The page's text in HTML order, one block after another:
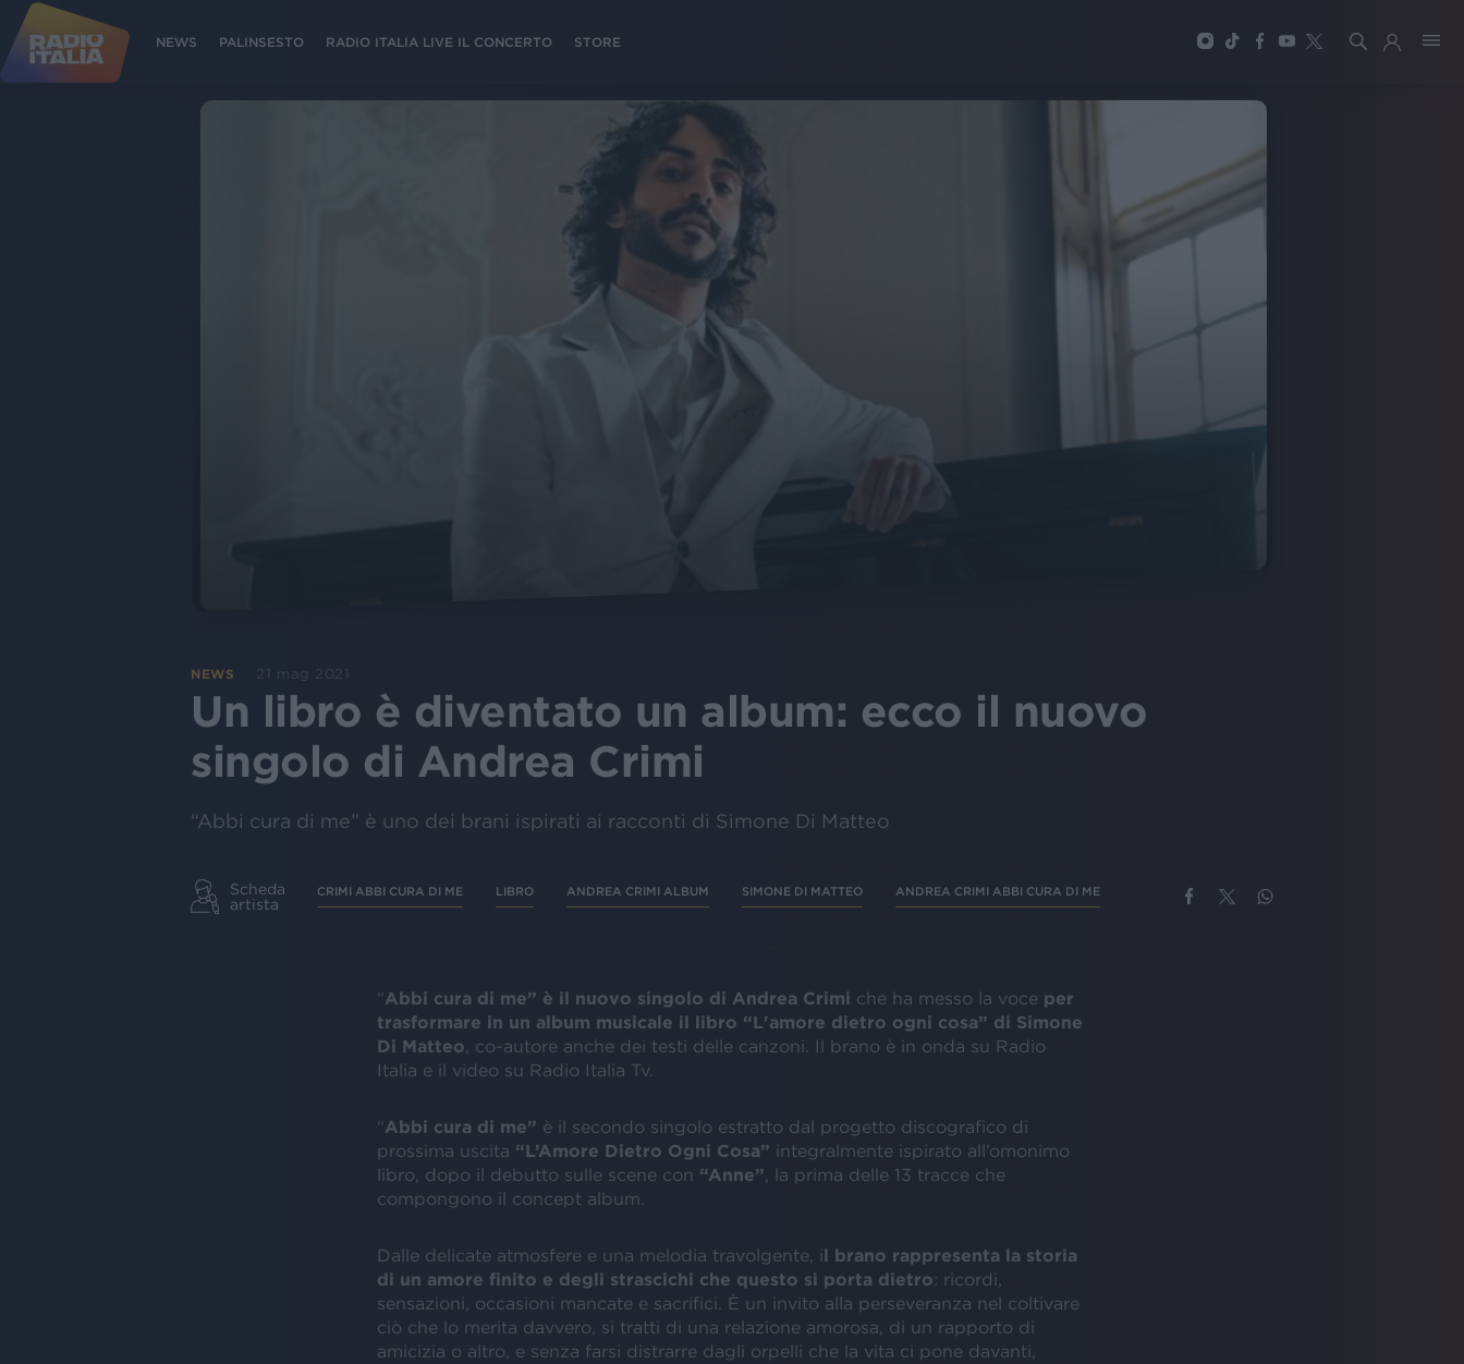
NEWS PALINSESTO RADIO ITALIA LIVE IL CONCERTO STORE
NEWS 21 mag 2021
Un libro è diventato un album: ecco il nuovo
singolo di Andrea Crimi
“Abbi cura di me” è uno dei brani ispirati ai racconti di Simone Di Matteo
Scheda
artista
CRIMI ABBI CURA DI ME LIBRO ANDREA CRIMI ALBUM SIMONE DI MATTEO ANDREA CRIMI ABBI CURA DI ME
“Abbi cura di me” è il nuovo singolo di Andrea Crimi che ha messo la voce per
trasformare in un album musicale il libro “L'amore dietro ogni cosa” di Simone
Di Matteo , co-autore anche dei testi delle canzoni. Il brano è in onda su Radio
Italia e il video su Radio Italia Tv.
“Abbi cura di me” è il secondo singolo estratto dal progetto discografico di
prossima uscita “L’Amore Dietro Ogni Cosa” integralmente ispirato all’omonimo
libro, dopo il debutto sulle scene con “Anne” , la prima delle 13 tracce che
compongono il concept album.
Dalle delicate atmosfere e una melodia travolgente, il brano rappresenta la storia
di un amore finito e degli strascichi che questo si porta dietro: ricordi,
sensazioni, occasioni mancate e sacrifici. È un invito alla perseveranza nel coltivare
ciò che lo merita davvero, si tratti di una relazione amorosa, di un rapporto di
amicizia o altro, e senza farsi distrarre dagli orpelli che la vita ci pone davanti,